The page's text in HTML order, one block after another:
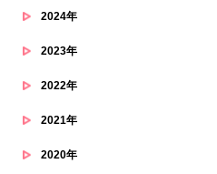
2024年
2023年
2022年
2021年
2020年